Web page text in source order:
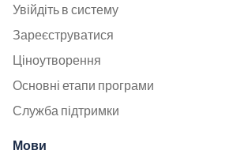
Увійдіть в систему
Зареєструватися
Ціноутворення
Основні етапи програми
Служба підтримки
Мови